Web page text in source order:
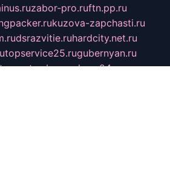
zabor-pro.ruftn.pp.ru
kuzova-zapchasti.ru
dsrazvitie.ruhardcity.net.ru
topservice25.rugubernyan.ru
tssport.spb.ruandorra24.com